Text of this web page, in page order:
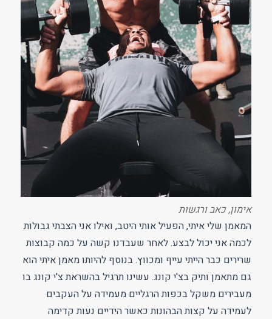
אימון, כאב ורגשות
המאמן שלי איתי, הפעיל אותי היטב, ואילו אני הצבתי גבולות
לכמה אני יכול לבצע. לאחר שעבדנו קשה על כמה קבוצות
שרירים כבר הייתי עייף ומכווץ. בנוסף להיותו מאמן איתי הוא
גם מתאמן ותיק בצ'י קונג. עשינו תרגיל בהשראת צ'י קונג בו
מעבירים משקל בכפות הרגליים מעמידה על העקבים
לעמידה על קצות הבהונות כאשר הידיים נעות קדימה